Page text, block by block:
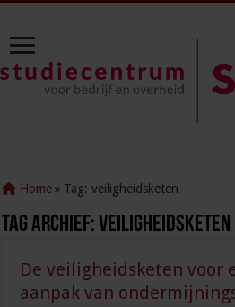
Home » Tag:veiligheidsketen
Tag Archief: veiligheidsketen
De veiligheidsketen voor
aanpak van